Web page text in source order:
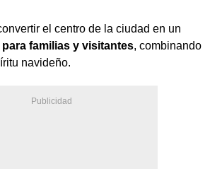
el centro de la ciudad en un
familias y visitantes, combinando
navideño.